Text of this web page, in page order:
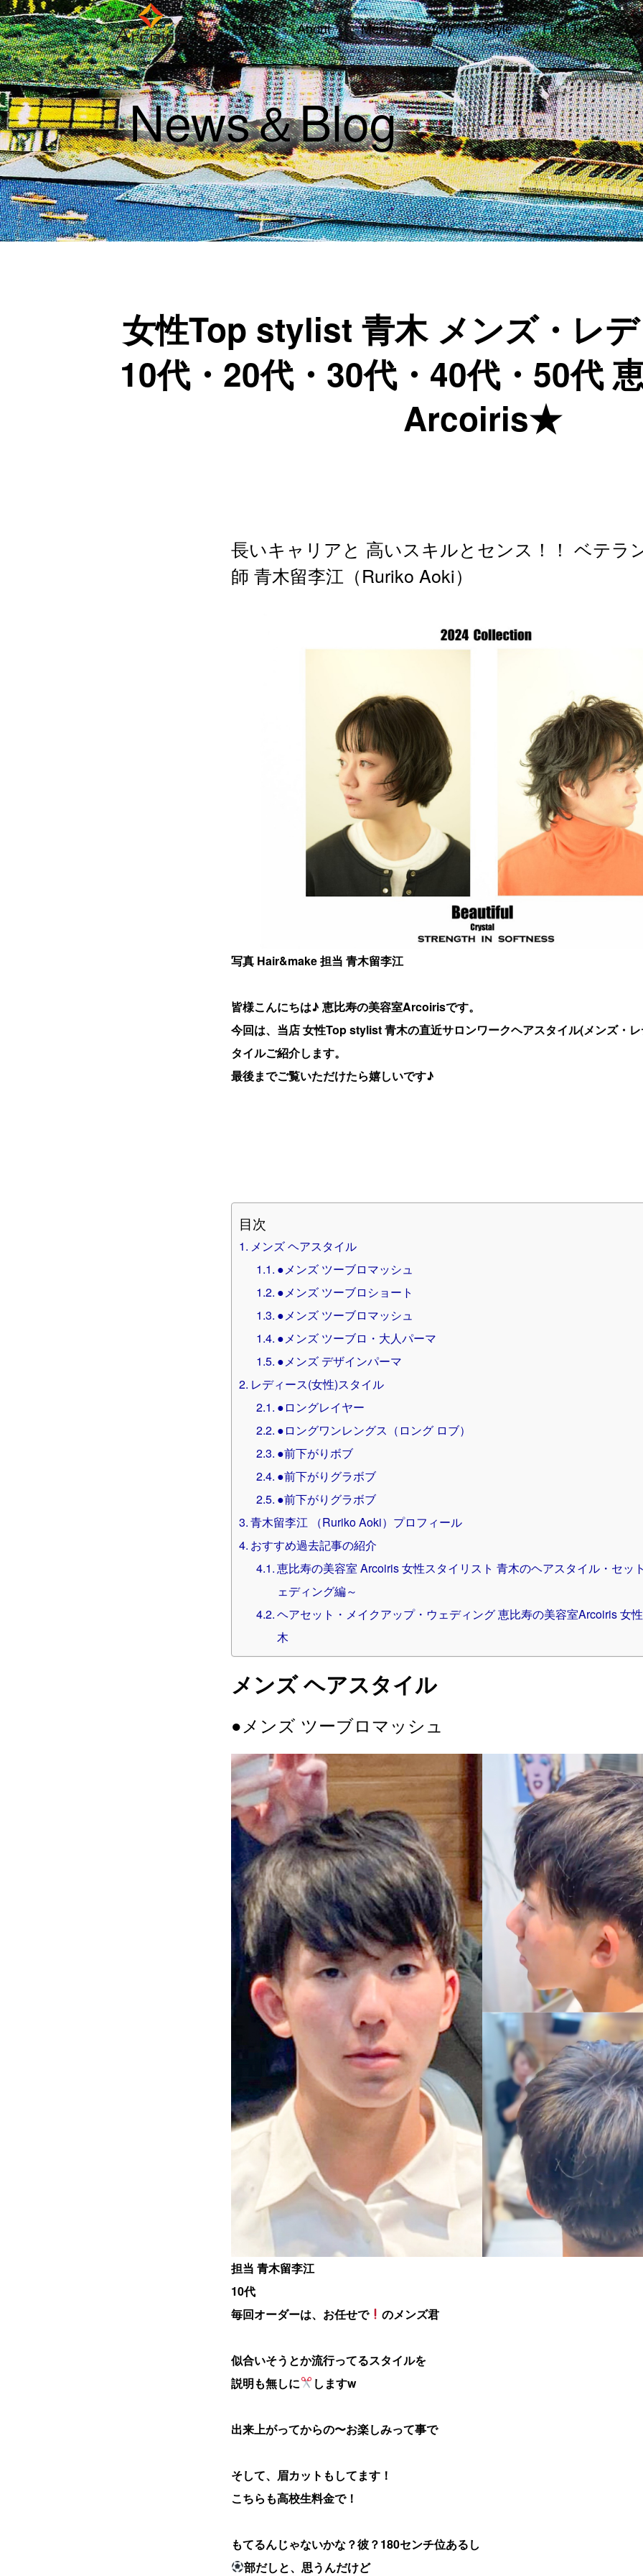
Home About Menu Story Style First Time
News＆Blog
女性Top stylist 青木 メンズ・レデ
10代・20代・30代・40代・50代
Arcoiris★
長いキャリアと 高いスキルとセンス！！ ベテラ
師 青木留李江（Ruriko Aoki）
写真 Hair&make 担当 青木留李江
皆様こんにちは♪ 恵比寿の美容室Arcoirisです。
今回は、当店 女性Top stylist 青木の直近サロンワークヘアスタイル(メンズ・
タイルご紹介します。
最後までご覧いただけたら嬉しいです♪
目次
メンズ ヘアスタイル
●メンズ ツーブロマッシュ
●メンズ ツーブロショート
●メンズ ツーブロマッシュ
●メンズ ツーブロ・大人パーマ
●メンズ デザインパーマ
レディース(女性)スタイル
●ロングレイヤー
●ロングワンレングス（ロング ロブ）
●前下がりボブ
●前下がりグラボブ
●前下がりグラボブ
青木留李江 （Ruriko Aoki）プロフィール
おすすめ過去記事の紹介
恵比寿の美容室 Arcoiris 女性スタイリスト 青木のヘアスタイル・セッ
ェディング編～
ヘアセット・メイクアップ・ウェディング 恵比寿の美容室Arcoiris 女
木
メンズ ヘアスタイル
●メンズ ツーブロマッシュ
担当 青木留李江
10代
毎回オーダーは、お任せで
のメンズ君
似合いそうとか流行ってるスタイルを
説明も無しに
しますw
出来上がってからの〜お楽しみって事で
そして、眉カットもしてます！
こちらも高校生料金で！
もてるんじゃないかな？彼？180センチ位あるし
部だしと、思うんだけど